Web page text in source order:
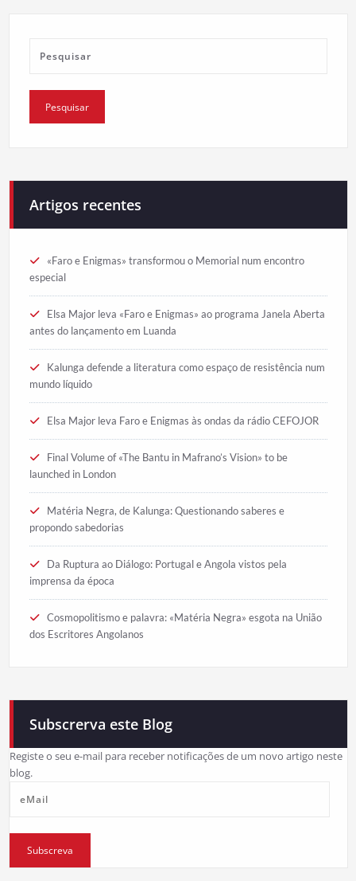
Artigos recentes
«Faro e Enigmas» transformou o Memorial num encontro
especial
Elsa Major leva «Faro e Enigmas» ao programa Janela Aberta
antes do lançamento em Luanda
Kalunga defende a literatura como espaço de resistência num
mundo líquido
Elsa Major leva Faro e Enigmas às ondas da rádio CEFOJOR
Final Volume of «The Bantu in Mafrano’s Vision» to be
launched in London
Matéria Negra, de Kalunga: Questionando saberes e
propondo sabedorias
Da Ruptura ao Diálogo: Portugal e Angola vistos pela
imprensa da época
Cosmopolitismo e palavra: «Matéria Negra» esgota na União
dos Escritores Angolanos
Subscrerva este Blog
Registe o seu e-mail para receber notificações de um novo artigo neste
blog.
Subscreva